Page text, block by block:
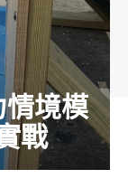
境模
戰